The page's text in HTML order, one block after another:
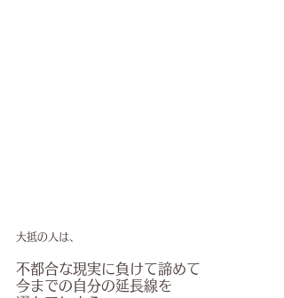
大抵の人は、
不都合な現実に負けて諦めて
今までの自分の延長線を